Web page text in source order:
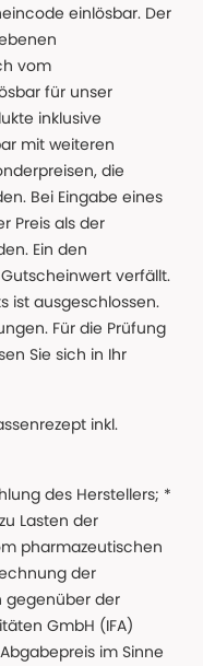
einlösbar. Der
vom
für unser
inklusive
mit weiteren
die
Bei Eingabe eines
Preis als der
Ein den
verfällt.
ist ausgeschlossen.
Für die Prüfung
Sie sich in Ihr
inkl.
des Herstellers; *
Lasten der
pharmazeutischen
der
gegenüber der
GmbH (IFA)
im Sinne